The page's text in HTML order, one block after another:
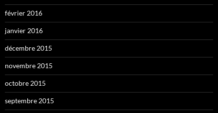
février 2016
janvier 2016
décembre 2015
novembre 2015
octobre 2015
septembre 2015